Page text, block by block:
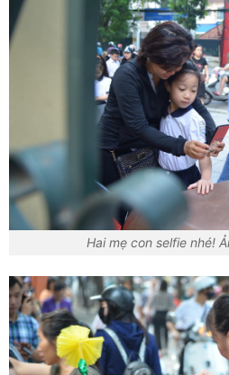
Hai mẹ con selfie nhé!